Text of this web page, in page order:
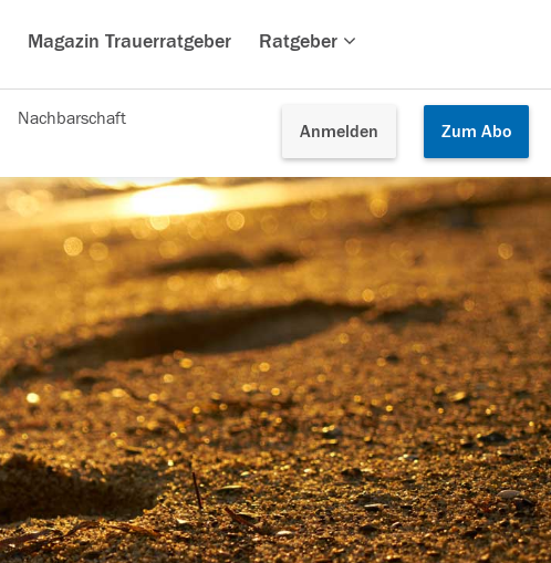
Magazin Trauerratgeber Ratgeber
Anmelden Zum Abo
Nachbarschaft